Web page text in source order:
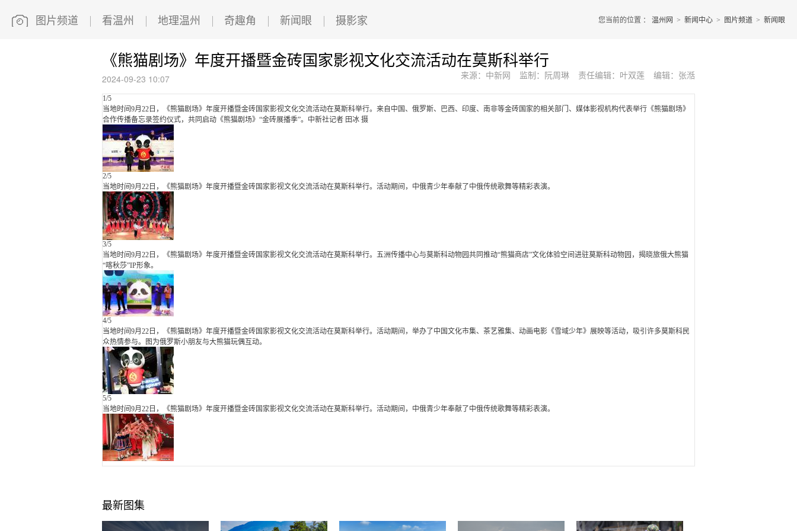
图片频道 看温州 地理温州 奇趣角 新闻眼 摄影家 您当前的位置 ： 温州网 > 新闻中心 > 图片频道 > 新闻眼
《熊猫剧场》年度开播暨金砖国家影视文化交流活动在莫斯科举行
2024-09-23 10:07 来源：中新网 监制：阮周琳 责任编辑：叶双莲 编辑：张湉
1/5
当地时间9月22日，《熊猫剧场》年度开播暨金砖国家影视文化交流活动在莫斯科举行。来自中国、俄罗斯、巴西、印度、南非等金砖国家的相关部门、媒体影视机构代表举行《熊猫剧场》
合作传播备忘录签约仪式，共同启动《熊猫剧场》“金砖展播季”。中新社记者 田冰 摄
2/5
当地时间9月22日，《熊猫剧场》年度开播暨金砖国家影视文化交流活动在莫斯科举行。活动期间，中俄青少年奉献了中俄传统歌舞等精彩表演。
3/5
当地时间9月22日，《熊猫剧场》年度开播暨金砖国家影视文化交流活动在莫斯科举行。五洲传播中心与莫斯科动物园共同推动“熊猫商店”文化体验空间进驻莫斯科动物园，揭晓旅俄大熊猫
“喀秋莎”IP形象。
4/5
当地时间9月22日，《熊猫剧场》年度开播暨金砖国家影视文化交流活动在莫斯科举行。活动期间，举办了中国文化市集、茶艺雅集、动画电影《雪域少年》展映等活动，吸引许多莫斯科民
众热情参与。图为俄罗斯小朋友与大熊猫玩偶互动。
5/5
当地时间9月22日，《熊猫剧场》年度开播暨金砖国家影视文化交流活动在莫斯科举行。活动期间，中俄青少年奉献了中俄传统歌舞等精彩表演。
最新图集